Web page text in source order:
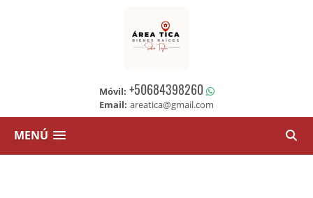
Móvil: +50684398260
Email: areatica@gmail.com
MENÚ